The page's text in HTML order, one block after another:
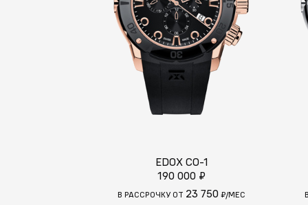
EDOX CO-1
190 000 ₽
В РАССРОЧКУ ОТ 23 750 ₽/МЕС